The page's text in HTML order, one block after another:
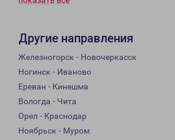
Другие направления
Железногорск - Новочеркасск
Ногинск - Иваново
Ереван - Кинешма
Вологда - Чита
Орел - Краснодар
Ноябрьск - Муром